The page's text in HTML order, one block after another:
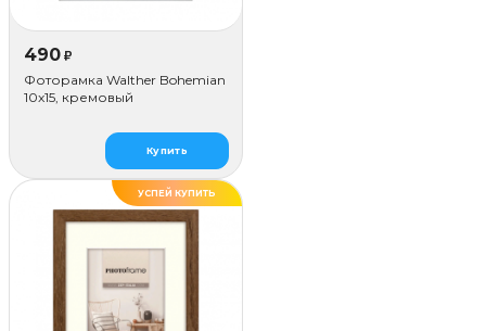
490 ₽
Фоторамка Walther Bohemian
10x15, кремовый
Купить
УСПЕЙ КУПИТЬ